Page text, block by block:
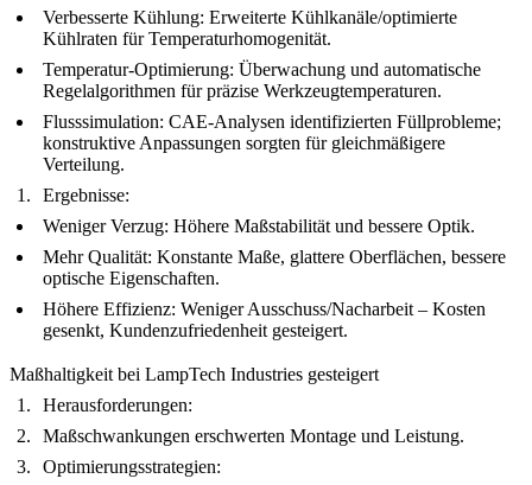
Verbesserte Kühlung: Erweiterte Kühlkanäle/optimierte
Kühlraten für Temperaturhomogenität.
Temperatur-Optimierung: Überwachung und automatische
Regelalgorithmen für präzise Werkzeugtemperaturen.
Flusssimulation: CAE-Analysen identifizierten Füllprobleme;
konstruktive Anpassungen sorgten für gleichmäßigere
Verteilung.
Ergebnisse:
Weniger Verzug: Höhere Maßstabilität und bessere Optik.
Mehr Qualität: Konstante Maße, glattere Oberflächen, bessere
optische Eigenschaften.
Höhere Effizienz: Weniger Ausschuss/Nacharbeit – Kosten
gesenkt, Kundenzufriedenheit gesteigert.
Maßhaltigkeit bei LampTech Industries gesteigert
Herausforderungen:
Maßschwankungen erschwerten Montage und Leistung.
Optimierungsstrategien: